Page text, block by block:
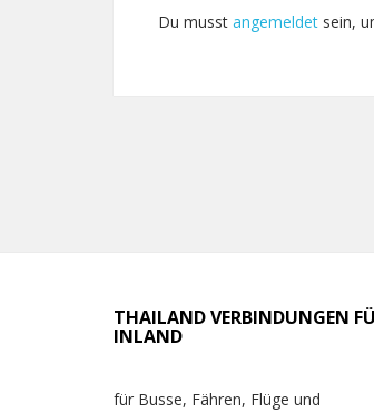
Du musst angemeldet sein,
THAILAND VERBINDUNGEN
INLAND
für Busse, Fähren, Flüge und